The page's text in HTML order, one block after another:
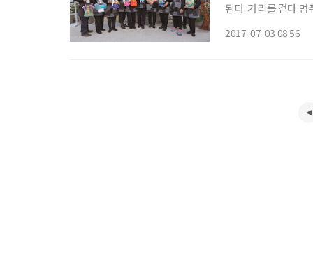
된다. 거리를 걷다
2017-07-03 08:56